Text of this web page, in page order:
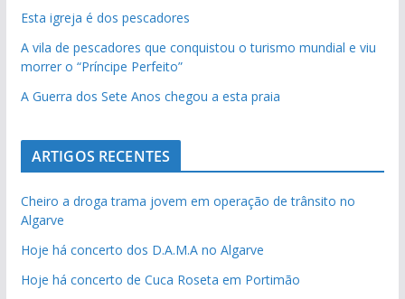
Esta igreja é dos pescadores
A vila de pescadores que conquistou o turismo mundial e viu
morrer o “Príncipe Perfeito”
A Guerra dos Sete Anos chegou a esta praia
ARTIGOS RECENTES
Cheiro a droga trama jovem em operação de trânsito no
Algarve
Hoje há concerto dos D.A.M.A no Algarve
Hoje há concerto de Cuca Roseta em Portimão